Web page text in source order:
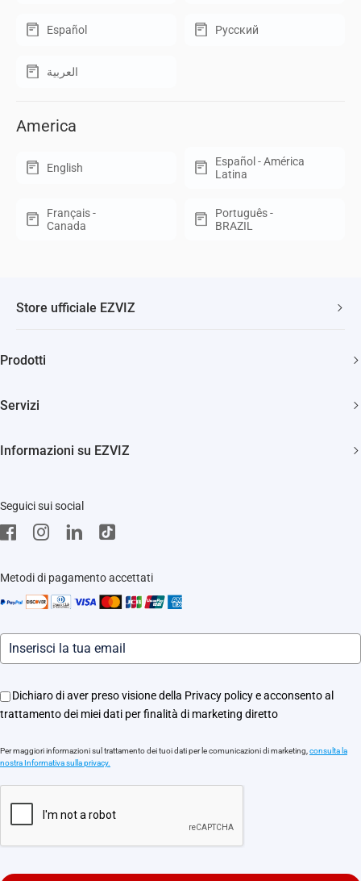
Español Русский
العربية
America
English
Español - América
Latina
Français -
Canada
Português -
BRAZIL
Store ufficiale EZVIZ
Prodotti
Citofonia e Spioncini
Servizi
Stores
Informazioni legali
Assistenza Motori Apricancello
Informazioni su EZVIZ
EZVIZ Green
EZVIZ CSR
Eventi
Seguici sui social
Metodi di pagamento accettati
Dichiaro di aver preso visione della Privacy policy e acconsento al
trattamento dei miei dati per finalità di marketing diretto
Per maggiori informazioni sul trattamento dei tuoi dati per le comunicazioni di marketing,consulta la
nostra Informativa sulla privacy.